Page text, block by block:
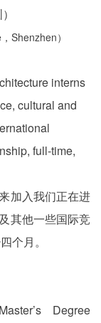
Shenzhen）
interns
cultural and
full-time,
加入我们正在进
其他一些国际竞
个月。
Degree